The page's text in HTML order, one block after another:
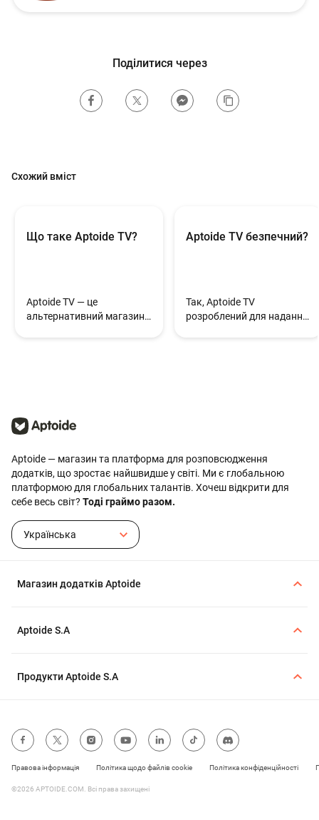
Поділитися через
Схожий вміст
Що таке Aptoide TV?
Aptoide TV — це
альтернативний магазин
Aptoide TV безпечний?
Так, Aptoide TV
розроблений для надання
Aptoide — магазин та платформа для розповсюдження
додатків, що зростає найшвидше у світі. Ми є глобальною
платформою для глобальних талантів. Хочеш відкрити для
себе весь світ? Тоді граймо разом.
Українська
Магазин додатків Aptoide
Aptoide S.A
Продукти Aptoide S.A
Правова інформація Політика щодо файлів cookie Політика конфіденційності
©2026 APTOIDE.COM. Всі права захищені